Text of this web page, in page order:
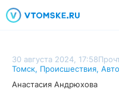
30 августа 2024, 17:58
Томск, Происшествия, Авто
Анастасия Андрюхова